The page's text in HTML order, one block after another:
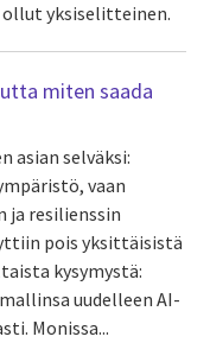
ollut yksiselitteinen.
miten saada
asian selväksi:
vaan
ja resilienssin
pois yksittäisistä
kysymystä:
uudelleen AI-
Monissa...